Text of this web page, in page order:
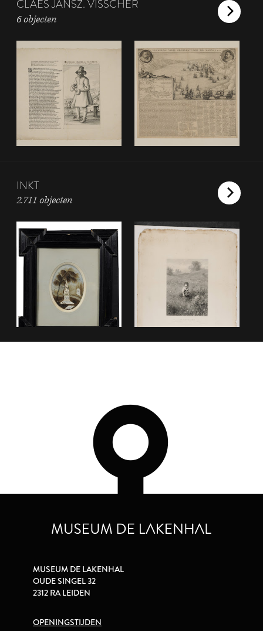
CLAES JANSZ. VISSCHER
6 objecten
INKT
2.711 objecten
MUSEUM DE LAKENHAL
OUDE SINGEL 32
2312 RA LEIDEN
OPENINGSTIJDEN